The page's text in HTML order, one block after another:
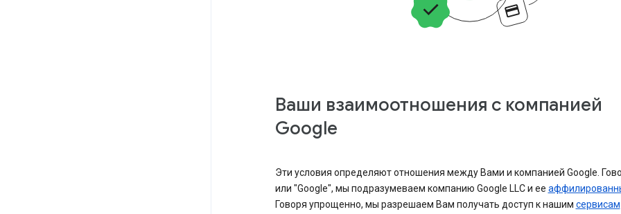
Ваши взаимоотношения с компанией
Google
Эти условия определяют отношения между Вами и компанией Google.
или "Google", мы подразумеваем компанию Google LLC и ее
Говоря упрощенно, мы разрешаем Вам получать доступ к нашим сервисам